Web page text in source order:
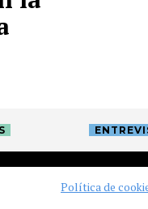
Política de